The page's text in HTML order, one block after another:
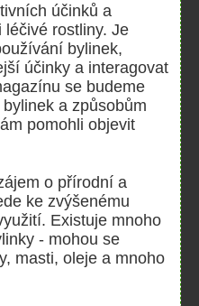
účinků a
rostliny. Je
bylinek,
účinky a interagovat
se budeme
a způsobům
pomohli objevit
o přírodní a
ke zvýšenému
Existuje mnoho
- mohou se
masti, oleje a mnoho